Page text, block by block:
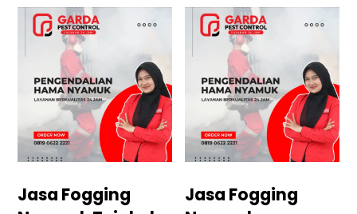
Jasa Fogging
Jasa Fogging